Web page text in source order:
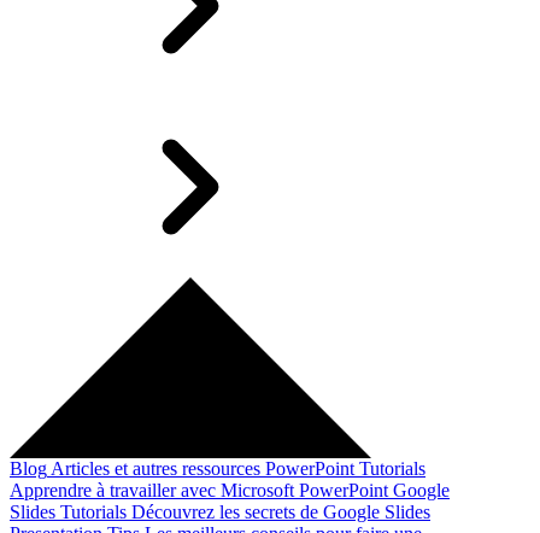
Blog Articles et autres ressources PowerPoint Tutorials
Apprendre à travailler avec Microsoft PowerPoint Google
Slides Tutorials Découvrez les secrets de Google Slides